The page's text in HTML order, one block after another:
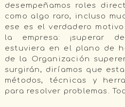
desempeñamos roles
como algo raro, incluso
ese es el verdadero
la empresa: ¡superar
estuviera en el plano de
de la Organización
surgirán, diríamos que
métodos, técnicas y
para resolver problemas.